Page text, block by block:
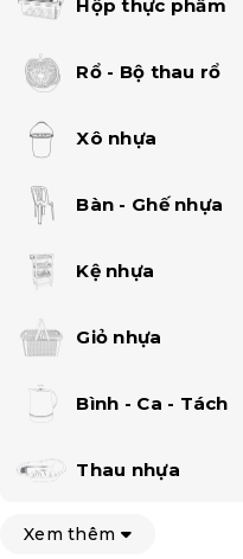
Hộp thực phẩm
Rổ - Bộ thau rổ
Xô nhựa
Bàn - Ghế nhựa
Kệ nhựa
Giỏ nhựa
Bình - Ca - Tách
Thau nhựa
Xem thêm